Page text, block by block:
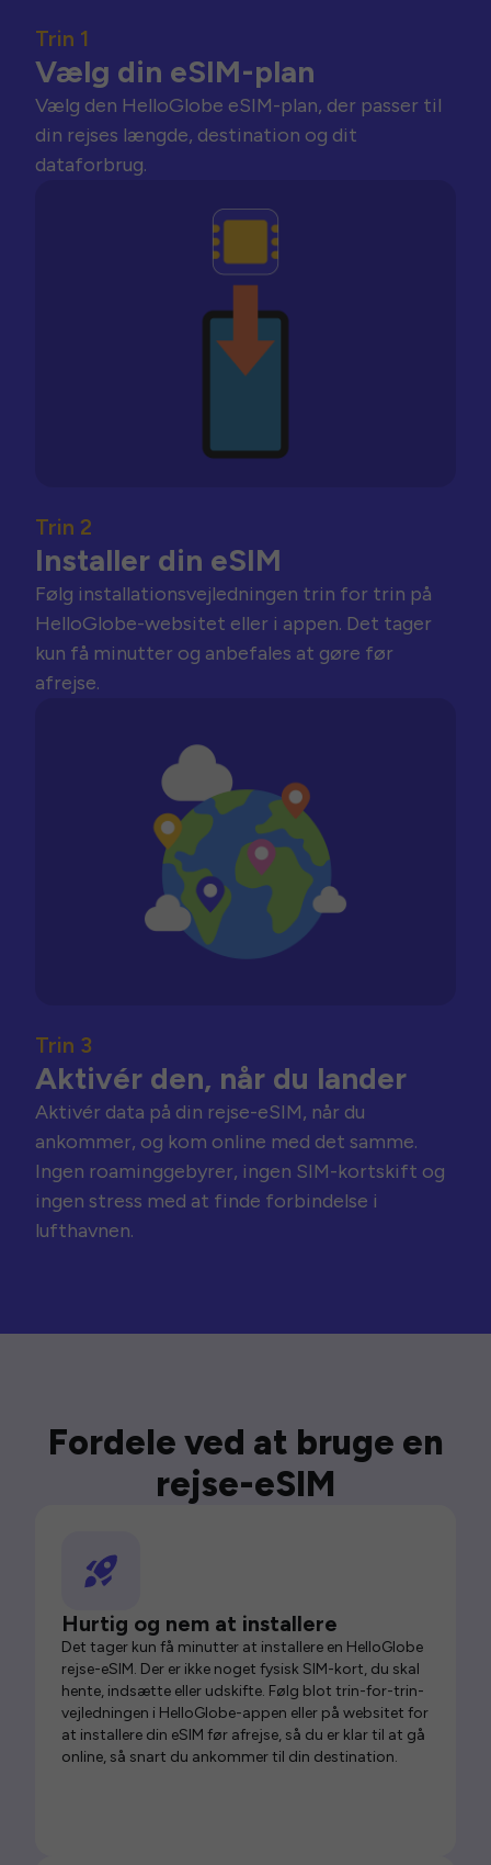
Trin 1
Vælg din eSIM-plan
Vælg den HelloGlobe eSIM-plan, der passer til
din rejses længde, destination og dit
dataforbrug.
Trin 2
Installer din eSIM
Følg installationsvejledningen trin for trin på
HelloGlobe-websitet eller i appen. Det tager
kun få minutter og anbefales at gøre før
afrejse.
Trin 3
Aktivér den, når du lander
Aktivér data på din rejse-eSIM, når du
ankommer, og kom online med det samme.
Ingen roaminggebyrer, ingen SIM-kortskift og
ingen stress med at finde forbindelse i
lufthavnen.
Fordele ved at bruge en
rejse-eSIM
Hurtig og nem at installere
Det tager kun få minutter at installere en HelloGlobe
rejse-eSIM. Der er ikke noget fysisk SIM-kort, du skal
hente, indsætte eller udskifte. Følg blot trin-for-trin-
vejledningen i HelloGlobe-appen eller på websitet for
at installere din eSIM før afrejse, så du er klar til at gå
online, så snart du ankommer til din destination.